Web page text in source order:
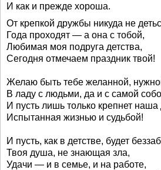
И как и прежде хороша.
От крепкой дружбы никуда не
Года проходят — а она с тобой,
Любимая моя подруга детства,
Сегодня отмечаем праздник твой!
Желаю быть тебе желанной,
В ладу с людьми, да и с самой
И пусть лишь только крепнет наша
Испытанная жизнью и судьбой!
И пусть, как в детстве, будет
Твоя душа, не знающая зла,
Удачи — и в семье, и на работе,